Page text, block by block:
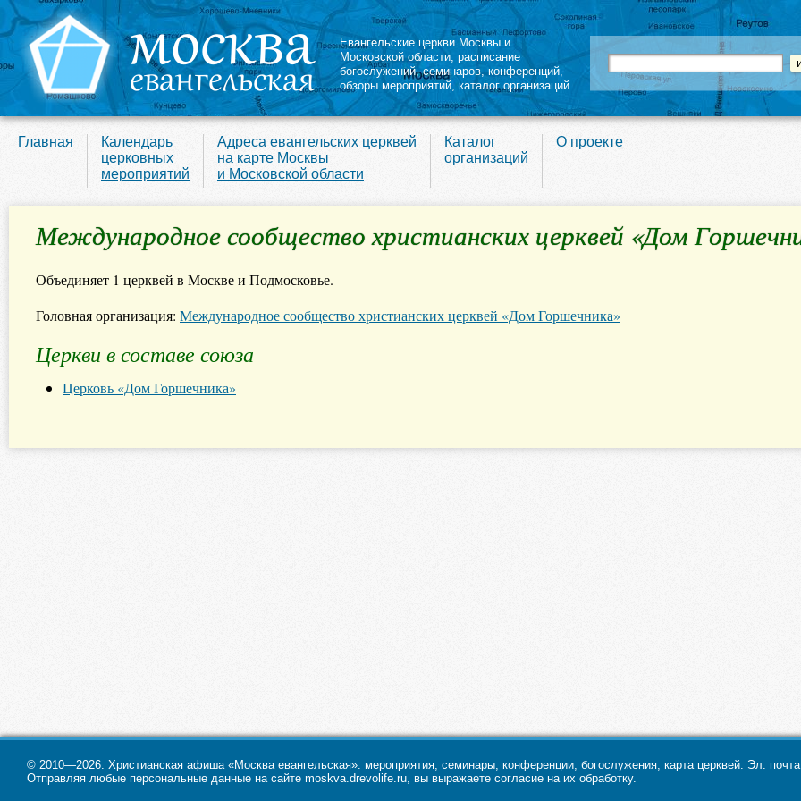
Евангельские церкви Москвы и
Московской области, расписание
богослужений,семинаров,конференций,
обзоры мероприятий, каталог организаций
Главная
Календарь
церковных
мероприятий
Адреса евангельских церквей
на карте Москвы
и Московской области
Каталог
организаций
О проекте
Международное сообщество христианских церквей «Дом
Объединяет 1 церквей в Москве и Подмосковье.
Головная организация: Международное сообщество христианских церквей «Дом Горшечника»
Церкви в составе союза
Церковь «Дом Горшечника»
© 2010—2026. Христианская афиша «Москва евангельская»: мероприятия, семинары, конференции, богослужения, карта церквей. Эл.
Отправляя любые персональные данные на сайте moskva.drevolife.ru, вы выражаете согласие на их обработку.